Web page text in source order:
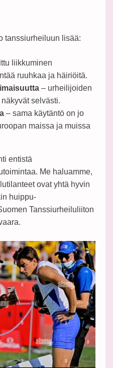
tanssiurheiluun lisää:
liikkuminen
ruuhkaa ja häiriöitä.
– urheilijoiden
selvästi.
– sama käytäntö on jo
maissa ja muissa
entistä
Me haluamme,
ovat yhtä hyvin
huippu-
Tanssiurheiluliiton